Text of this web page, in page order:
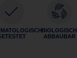
BIOLOGISCH
ABBAUBAR